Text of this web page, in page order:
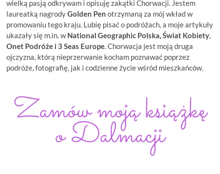
wielką pasją odkrywam i opisuję zakątki Chorwacji. Jestem
laureatką nagrodyGolden Penotrzymaną za mój wkład w
promowaniu tego kraju. Lubię pisać o podróżach, a moje artykuły
ukazały się m.in. wNational Geographic Polska, Świat Kobiety,
Onet Podróże i 3 Seas Europe. Chorwacja jest moją druga
ojczyzna, którą nieprzerwanie kocham poznawać poprzez
podróże, fotografię, jak i codzienne życie wśród mieszkańców.